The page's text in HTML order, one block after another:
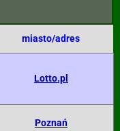
miasto/adres
Lotto.pl
Poznań